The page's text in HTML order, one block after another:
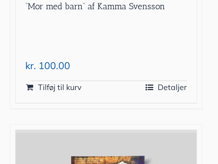
”Mor med barn” af Kamma Svensson
kr. 100.00
Tilføj til kurv Detaljer